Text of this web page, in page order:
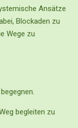
Ansätze
Blockaden zu
Wege zu
begleiten zu